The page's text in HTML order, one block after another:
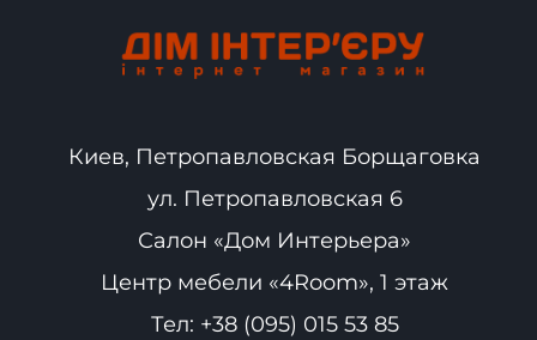
Киев, Петропавловская Борщаговка
ул. Петропавловская 6
Салон «Дом Интерьера»
Центр мебели «4Room», 1 этаж
Тел: +38 (095) 015 53 85